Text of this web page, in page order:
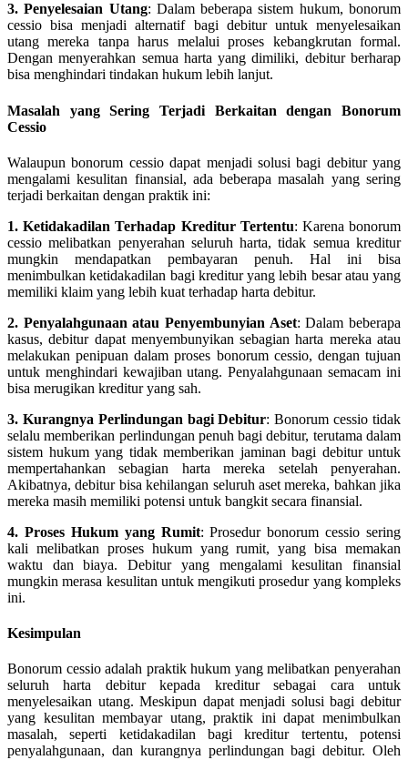
3. Penyelesaian Utang: Dalam beberapa sistem hukum, bonorum
cessio bisa menjadi alternatif bagi debitur untuk menyelesaikan
utang mereka tanpa harus melalui proses kebangkrutan formal.
Dengan menyerahkan semua harta yang dimiliki, debitur berharap
bisa menghindari tindakan hukum lebih lanjut.
Masalah yang Sering Terjadi Berkaitan dengan Bonorum
Cessio
Walaupun bonorum cessio dapat menjadi solusi bagi debitur yang
mengalami kesulitan finansial, ada beberapa masalah yang sering
terjadi berkaitan dengan praktik ini:
1. Ketidakadilan Terhadap Kreditur Tertentu: Karena bonorum
cessio melibatkan penyerahan seluruh harta, tidak semua kreditur
mungkin mendapatkan pembayaran penuh. Hal ini bisa
menimbulkan ketidakadilan bagi kreditur yang lebih besar atau yang
memiliki klaim yang lebih kuat terhadap harta debitur.
2. Penyalahgunaan atau Penyembunyian Aset: Dalam beberapa
kasus, debitur dapat menyembunyikan sebagian harta mereka atau
melakukan penipuan dalam proses bonorum cessio, dengan tujuan
untuk menghindari kewajiban utang. Penyalahgunaan semacam ini
bisa merugikan kreditur yang sah.
3. Kurangnya Perlindungan bagi Debitur: Bonorum cessio tidak
selalu memberikan perlindungan penuh bagi debitur, terutama dalam
sistem hukum yang tidak memberikan jaminan bagi debitur untuk
mempertahankan sebagian harta mereka setelah penyerahan.
Akibatnya, debitur bisa kehilangan seluruh aset mereka, bahkan jika
mereka masih memiliki potensi untuk bangkit secara finansial.
4. Proses Hukum yang Rumit: Prosedur bonorum cessio sering
kali melibatkan proses hukum yang rumit, yang bisa memakan
waktu dan biaya. Debitur yang mengalami kesulitan finansial
mungkin merasa kesulitan untuk mengikuti prosedur yang kompleks
ini.
Kesimpulan
Bonorum cessio adalah praktik hukum yang melibatkan penyerahan
seluruh harta debitur kepada kreditur sebagai cara untuk
menyelesaikan utang. Meskipun dapat menjadi solusi bagi debitur
yang kesulitan membayar utang, praktik ini dapat menimbulkan
masalah, seperti ketidakadilan bagi kreditur tertentu, potensi
penyalahgunaan, dan kurangnya perlindungan bagi debitur. Oleh